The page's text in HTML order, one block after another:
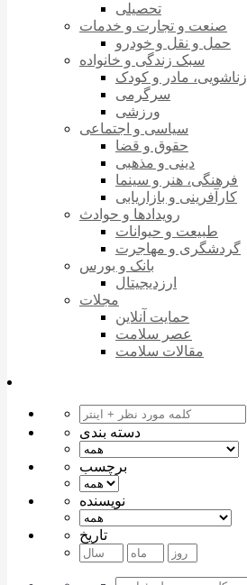
تحصیلی
صنعت و تجارت و خدمات
حمل و نقل و خودرو
سبک زندگی و خانواده
زناشویی، مادر و کودک
سرگرمی
ورزشی
سیاسی و اجتماعی
حقوق و قضا
دینی و مذهبی
فرهنگی، هنر و سینما
کارآفرینی و بازاریابی
رویدادها و حوادث
طبیعت و حیوانات
گردشگری و مهاجرت
بانک و بورس
ارزدیجیتال
مجلات
حمایت آنلاین
عصر سلامت
مقالات سلامت
دسته بندی
برچسب
نویسنده
تاریخ